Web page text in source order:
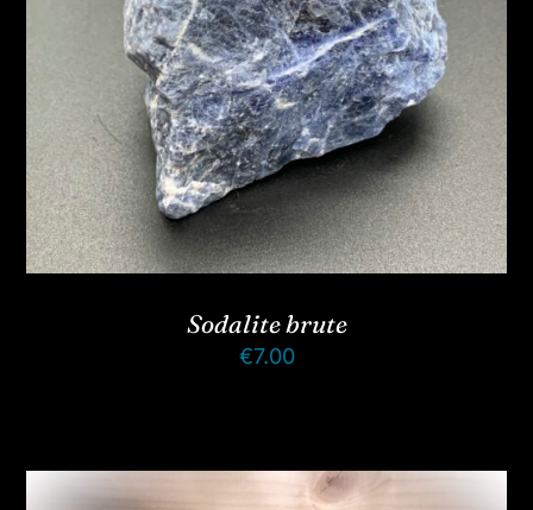
Sodalite brute
€7.00